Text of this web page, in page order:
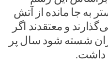
به جا مانده از آتش
و معتقدند اگر
شسته شود سال پر
داشت.